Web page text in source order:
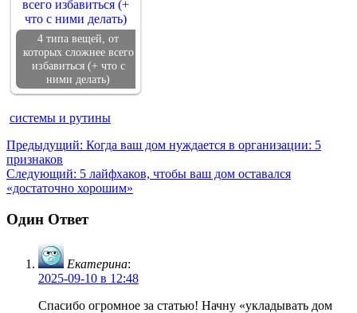
4 типа вещей, от
которых сложнее всего
избавиться (+ что с
ними делать)
системы и рутины
Предыдущий: Когда ваш дом нуждается в организации: 5
признаков
Следующий: 5 лайфхаков, чтобы ваш дом оставался
«достаточно хорошим»
Один Ответ
Екатерина:
2025-09-10 в 12:48
Спасибо огромное за статью! Начну «укладывать дом